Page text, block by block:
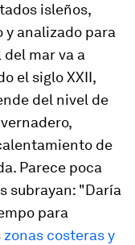
isleños,
y analizado para
mar va a
el siglo XXII,
del nivel de
de
Parece poca
subrayan: "Daría
para
zonas costeras y